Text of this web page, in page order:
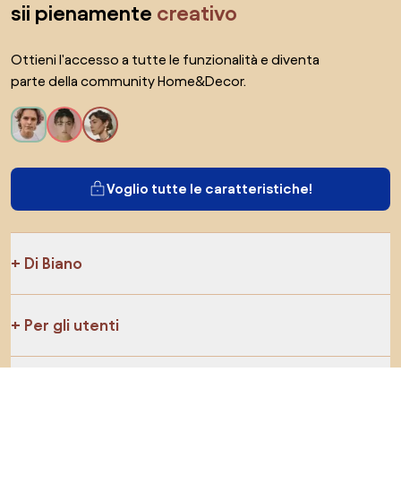
sii pienamente creativo
Ottieni l'accesso a tutte le funzionalità e diventa
parte della community Home&Decor.
Voglio tutte le caratteristiche!
Di Biano
Per gli utenti